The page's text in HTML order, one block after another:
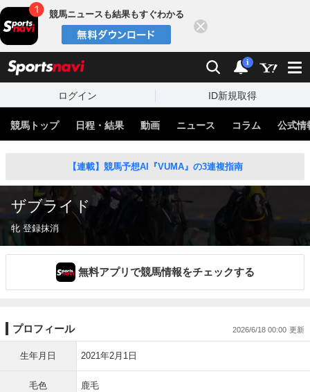
競馬ニュースも結果もすぐわかる
検索 通知
i
ログイン ID新規取得
競馬トップ 日程・結果 動画 ニュース コラム 公式情
【連載】競馬予想AI『VUMA』の3連複指南
ザブライド
牝 登録抹消
無料アプリで競馬情報をチェックする
プロフィール 2026/6/18 00:00
生年月日 2021年2月1日
毛色 鹿毛